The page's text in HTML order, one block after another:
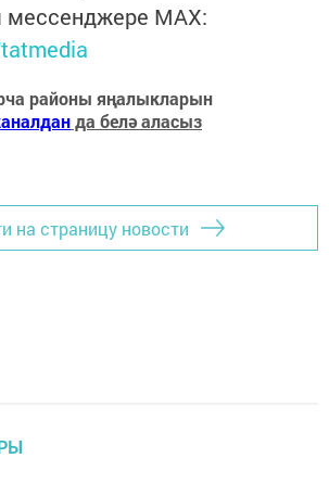
мессенджере MАХ:
районы яңалыкларын
да белә аласыз
на страницу новости